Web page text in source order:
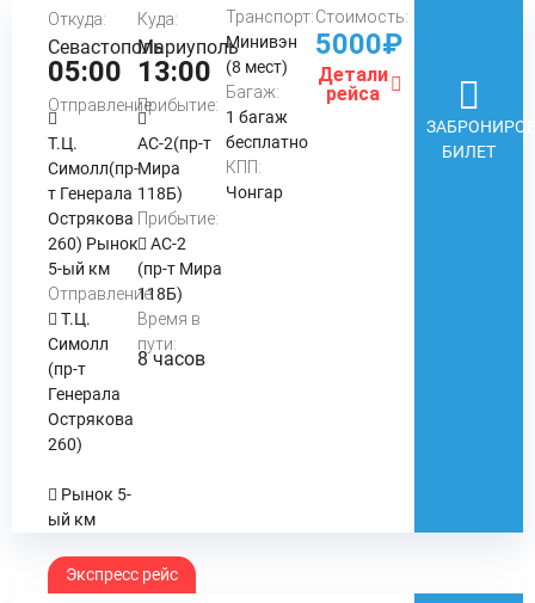
Откуда:
Севастополь
05:00
Отправление:
Т.Ц.
Симолл(пр-
т Генерала
Острякова
260) Рынок
5-ый км
Отправление:
Т.Ц.
Симолл
(пр-т
Генерала
Острякова
260)
Рынок 5-
ый км
Куда:
Мариуполь
13:00
Прибытие:
АС-2(пр-т
Мира
118Б)
Прибытие:
АС-2
(пр-т Мира
118Б)
Время в
пути:
8 часов
Транспорт:
Минивэн
(8 мест)
Багаж:
1 багаж
бесплатно
КПП:
Чонгар
Стоимость:
5000₽
Детали
рейса
БИЛЕТ
Экспресс рейс